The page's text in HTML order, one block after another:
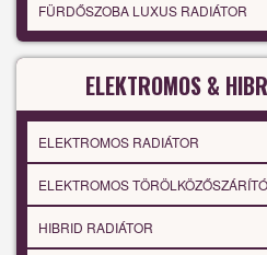
FÜRDŐSZOBA LUXUS RADIÁTOR
ELEKTROMOS &
ELEKTROMOS RADIÁTOR
ELEKTROMOS TÖRÖLKÖZŐSZÁRÍTÓ
HIBRID RADIÁTOR